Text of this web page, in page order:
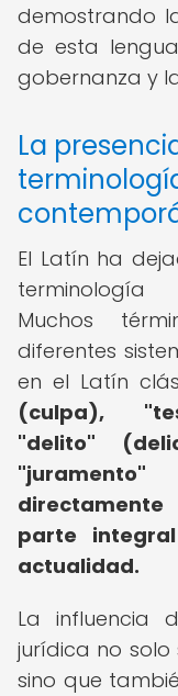
demostrando
de esta
gobernanza y
La
El Latín ha
terminología
Muchos
diferentes
en el Latín
(culpa),
"delito"
"juramento"
parte
actualidad.
La influencia
jurídica no
sino que